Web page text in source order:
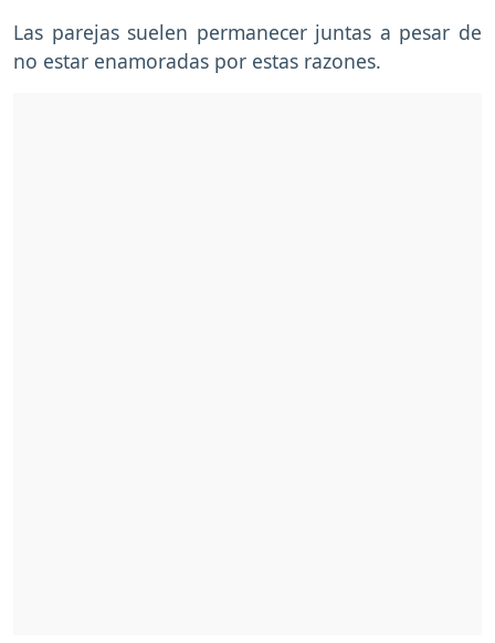
Las parejas suelen permanecer juntas a pesar de
no estar enamoradas por estas razones.